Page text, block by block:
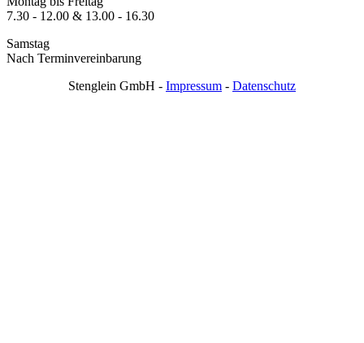
7.30 - 12.00 & 13.00 - 16.30
Samstag
Nach Terminvereinbarung
Stenglein GmbH - Impressum - Datenschutz